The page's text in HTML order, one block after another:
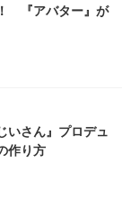
『アバター』が
さん』プロデュ
作り方